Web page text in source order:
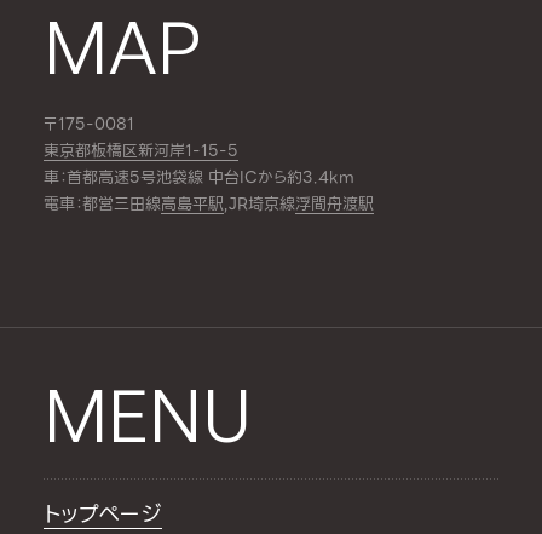
MAP
〒175-0081
東京都板橋区新河岸1-15-5
車：首都高速5号池袋線 中台ICから約3.4km
電車：都営三田線高島平駅,JR埼京線浮間舟渡駅
MENU
トップページ